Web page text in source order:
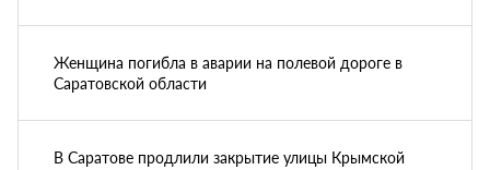
Женщина погибла в аварии на полевой дороге в
Саратовской области
В Саратове продлили закрытие улицы Крымской